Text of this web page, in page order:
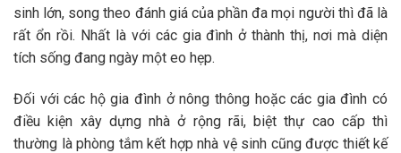
sinh lớn, song theo đánh giá của phần đa mọi người thì đã là
rất ổn rồi. Nhất là với các gia đình ở thành thị, nơi mà diện
tích sống đang ngày một eo hẹp.
Đối với các hộ gia đình ở nông thông hoặc các gia đình có
điều kiện xây dựng nhà ở rộng rãi, biệt thự cao cấp thì
thường là phòng tắm kết hợp nhà vệ sinh cũng được thiết kế